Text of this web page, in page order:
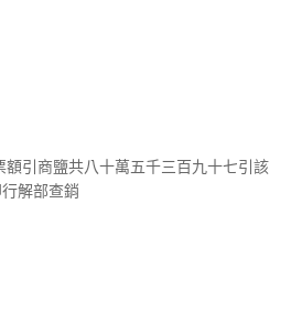
引商鹽共八十萬五千三百九十七引該
解部查銷